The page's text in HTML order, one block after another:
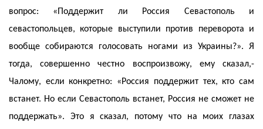
вопрос: «Поддержит ли Россия Севастополь и
севастопольцев, которые выступили против переворота и
вообще собираются голосовать ногами из Украины?». Я
тогда, совершенно честно воспроизвожу, ему сказал,-
Чалому, если конкретно: «Россия поддержит тех, кто сам
встанет. Но если Севастополь встанет, Россия не сможет не
поддержать». Это я сказал, потому что на моих глазах